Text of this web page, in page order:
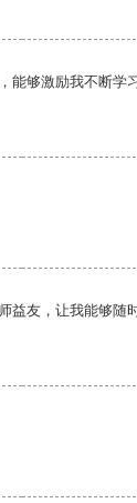
能够激励我不断学
益友，让我能够随